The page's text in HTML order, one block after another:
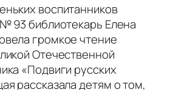
воспитанников
93 библиотекарь Елена
громкое чтение
Отечественной
«Подвиги русских
рассказала детям о том,